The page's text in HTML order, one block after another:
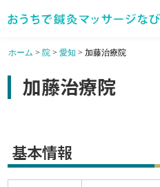
ホーム > 院> 愛知 > 加藤治療院
加藤治療院
基本情報